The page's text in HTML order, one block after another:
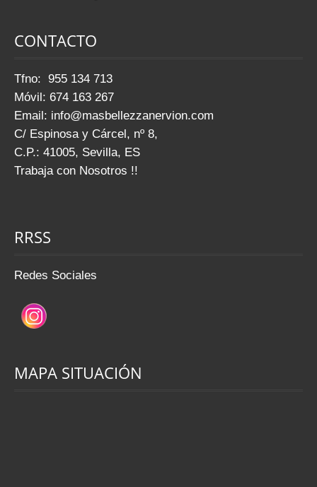
CONTACTO
Tfno: 955 134 713
Móvil: 674 163 267
Email: info@masbellezzanervion.com
C/ Espinosa y Cárcel, nº 8,
C.P.: 41005, Sevilla, ES
Trabaja con Nosotros !!
RRSS
Redes Sociales
MAPA SITUACIÓN